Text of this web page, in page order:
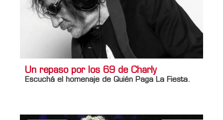
Un repaso por los 69 de Charly
Escuchá el homenaje de Quién Paga La Fiesta.